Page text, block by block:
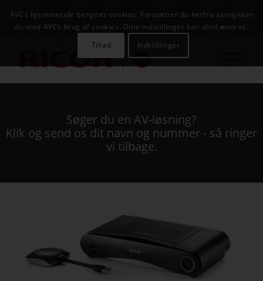
AVC INFOSYSTEM
Søger du en AV-løsning?
Klik og send os dit navn og nummer - så ringer
vi tilbage.
AVCs hjemmeside benytter cookies. Fortsætter du herfra samtykker
du med AVCs brug af cookies. Dine indstillinger kan altid ændres.
Tillad
Indstillinger